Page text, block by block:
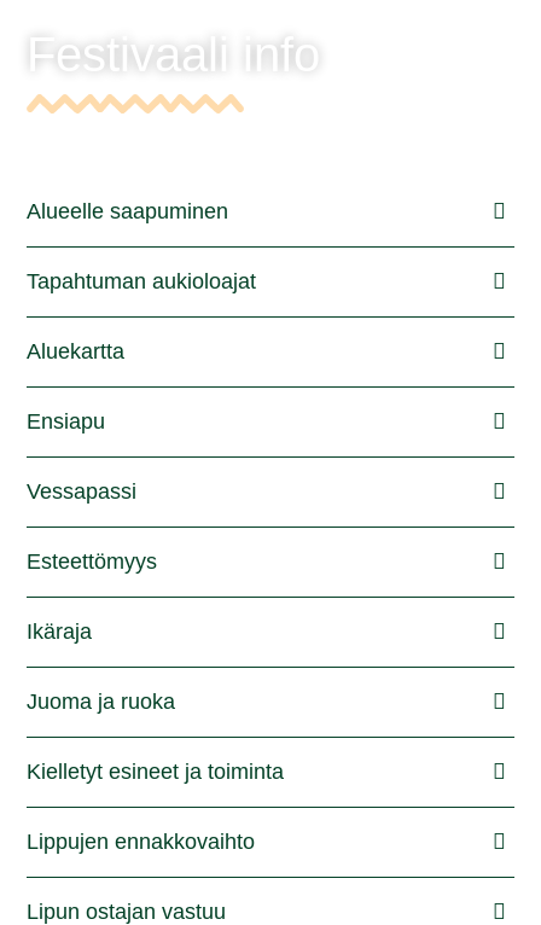
Festivaali info
Alueelle saapuminen
Tapahtuman aukioloajat
Aluekartta
Ensiapu
Vessapassi
Esteettömyys
Ikäraja
Juoma ja ruoka
Kielletyt esineet ja toiminta
Lippujen ennakkovaihto
Lipun ostajan vastuu